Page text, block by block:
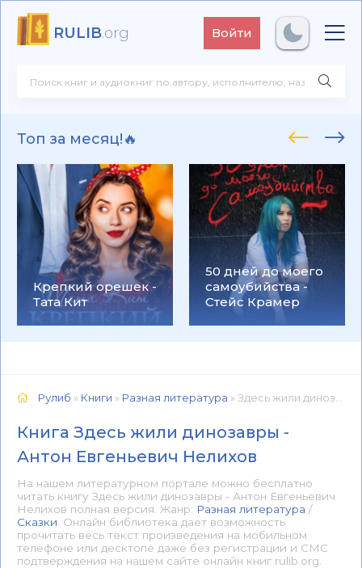
RULIB.org Войти
Топ за месяц!🔥
Крепкий орешек -
Тата Кит
50 дней до моего
самоубийства -
Стейс Крамер
Рулиб » Книги » Разная литература » Здесь жили динозавры - Антон Евгеньевич Нелихов 📕 - Книга онлайн бесплатно
Книга Здесь жили динозавры -
Антон Евгеньевич Нелихов
На нашем литературном портале можно бесплатно
читать книгу Здесь жили динозавры - Антон Евгеньевич
Нелихов полная версия. Жанр: Разная литература /
Сказки . Онлайн библиотека дает возможность
прочитать весь текст произведения на мобильном
телефоне или десктопе даже без регистрации и СМС
подтверждения на нашем сайте онлайн книг rulib.org.